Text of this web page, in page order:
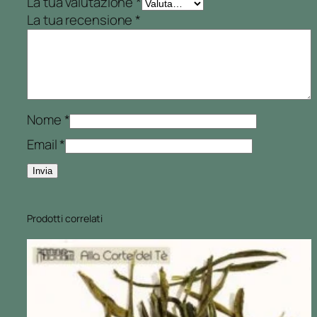
La tua recensione *
Nome *
Email*
Prodotti correlati